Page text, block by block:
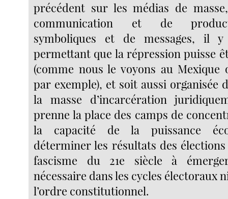
précédent sur les médias de
communication et de
symboliques et de messages, il
permettant que la répression puisse
(comme nous le voyons au Mexique
par exemple), et soit aussi organisée
la masse d’incarcération
prenne la place des camps de
la capacité de la puissance
déterminer les résultats des
fascisme du 21e siècle à
nécessaire dans les cycles électoraux
l’ordre constitutionnel.